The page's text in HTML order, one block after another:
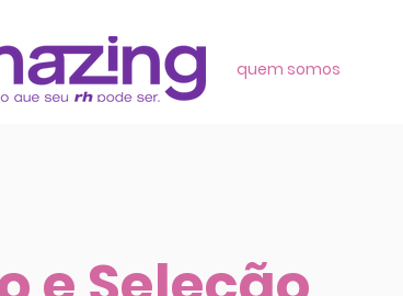
quem somos